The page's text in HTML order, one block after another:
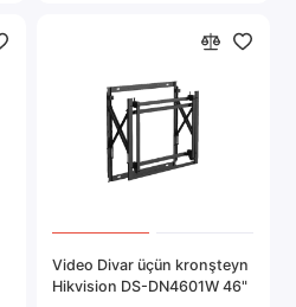
Video Divar üçün kronşteyn
Hikvision DS-DN4601W 46"